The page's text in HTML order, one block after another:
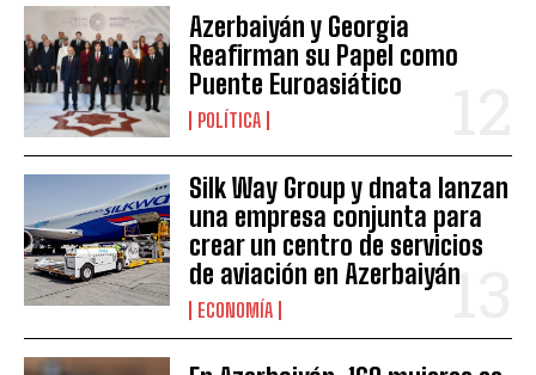
Azerbaiyán y Georgia
Reafirman su Papel como
Puente Euroasiático
POLÍTICA
Silk Way Group y dnata lanzan
una empresa conjunta para
crear un centro de servicios
de aviación en Azerbaiyán
ECONOMÍA